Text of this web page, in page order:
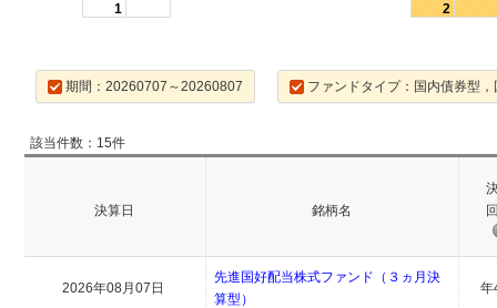
1 2
期間：20260707～20260807 ファンドタイプ：国内債券型
該当件数：15件
決算日 銘柄名
2026年08月07日
先進国好配当株式ファンド（３ヵ月決
算型）
年